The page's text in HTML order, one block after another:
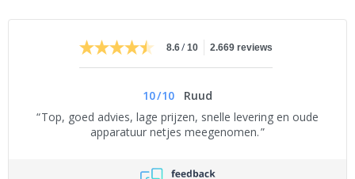
8.6/ 10 2.669 reviews
10/10
Ruud
Top, goed advies, lage prijzen, snelle levering en oude
apparatuur netjes meegenomen.